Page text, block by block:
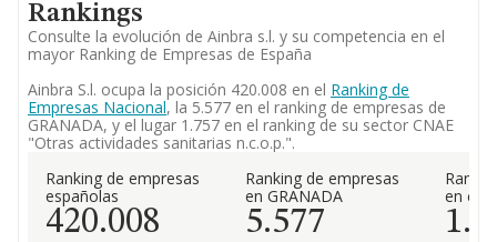
Rankings
Consulte la evolución de Ainbra s.l. y su competencia en el
mayor Ranking de Empresas de España
Ainbra S.l. ocupa la posición 420.008 en el Ranking de
Empresas Nacional, la 5.577 en el ranking de empresas de
GRANADA, y el lugar 1.757 en el ranking de su sector CNAE
"Otras actividades sanitarias n.c.o.p.".
Ranking de empresas
españolas
420.008
Ranking de empresas
en GRANADA
5.577
en el